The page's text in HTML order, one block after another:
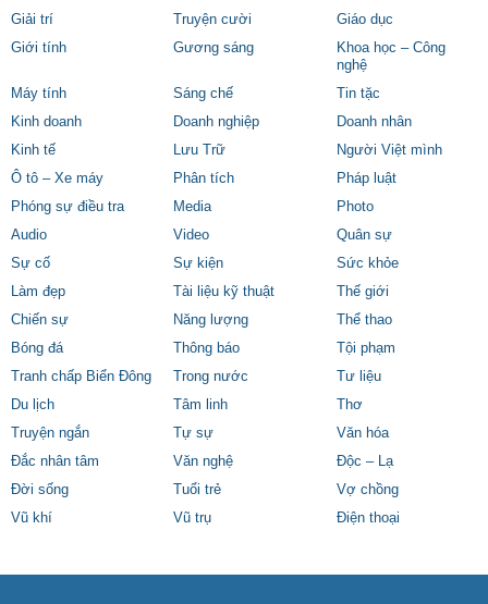
Giải trí
Truyện cười
Giáo dục
Giới tính
Gương sáng
Khoa học – Công
nghệ
Máy tính
Sáng chế
Tin tặc
Kinh doanh
Doanh nghiệp
Doanh nhân
Kinh tế
Lưu Trữ
Người Việt mình
Ô tô – Xe máy
Phân tích
Pháp luật
Phóng sự điều tra
Media
Photo
Audio
Video
Quân sự
Sự cố
Sự kiện
Sức khỏe
Làm đẹp
Tài liệu kỹ thuật
Thế giới
Chiến sự
Năng lượng
Thể thao
Bóng đá
Thông báo
Tội phạm
Tranh chấp Biển Đông
Trong nước
Tư liệu
Du lịch
Tâm linh
Thơ
Truyện ngắn
Tự sự
Văn hóa
Đắc nhân tâm
Văn nghệ
Độc – Lạ
Đời sống
Tuổi trẻ
Vợ chồng
Vũ khí
Vũ trụ Điện thoại